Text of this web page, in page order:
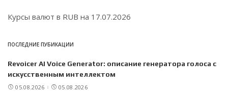
Курсы валют в RUB на 17.07.2026
ПОСЛЕДНИЕ ПУБИКАЦИИ
Revoicer AI Voice Generator: описание генератора голоса с
искусственным интеллектом
05.08.2026 05.08.2026